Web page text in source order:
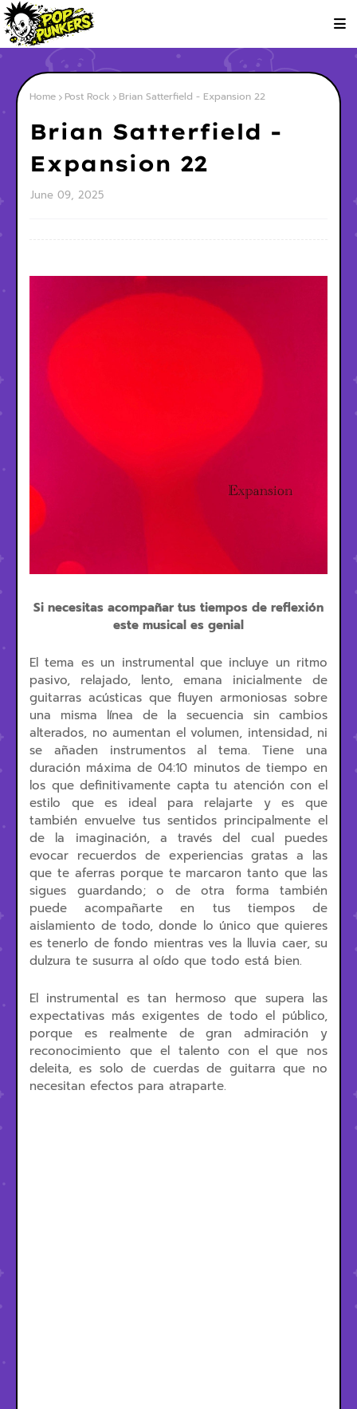
Home Post Rock Brian Satterfield - Expansion 22
Brian Satterfield -
Expansion 22
June 09, 2025
Si necesitas acompañar tus tiempos de reflexión
este musical es genial
El tema es un instrumental que incluye un ritmo
pasivo, relajado, lento, emana inicialmente de
guitarras acústicas que fluyen armoniosas sobre
una misma línea de la secuencia sin cambios
alterados, no aumentan el volumen, intensidad, ni
se añaden instrumentos al tema. Tiene una
duración máxima de 04:10 minutos de tiempo en
los que definitivamente capta tu atención con el
estilo que es ideal para relajarte y es que
también envuelve tus sentidos principalmente el
de la imaginación, a través del cual puedes
evocar recuerdos de experiencias gratas a las
que te aferras porque te marcaron tanto que las
sigues guardando; o de otra forma también
puede acompañarte en tus tiempos de
aislamiento de todo, donde lo único que quieres
es tenerlo de fondo mientras ves la lluvia caer, su
dulzura te susurra al oído que todo está bien.
El instrumental es tan hermoso que supera las
expectativas más exigentes de todo el público,
porque es realmente de gran admiración y
reconocimiento que el talento con el que nos
deleita, es solo de cuerdas de guitarra que no
necesitan efectos para atraparte.